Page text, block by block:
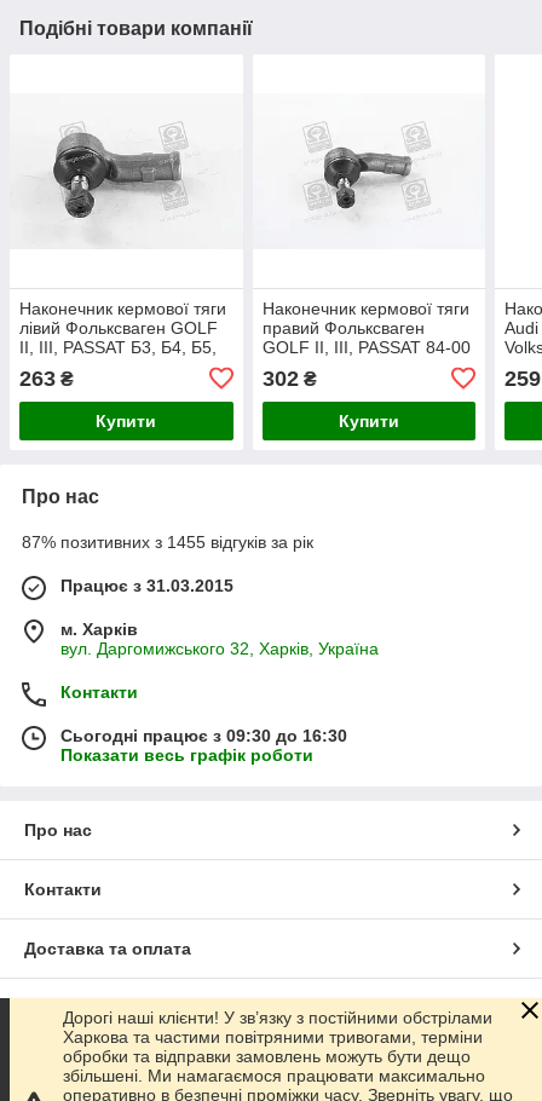
Подібні товари компанії
Наконечник кермової тяги
лівий Фольксваген GOLF
II, III, PASSAT Б3, Б4, Б5,
263 ₴
Купити
Наконечник кермової тяги
правий Фольксваген
GOLF II, III, PASSAT 84-00
302₴
Купити
259
Про нас
87% позитивних з 1455 відгуків за рік
Працює з 31.03.2015
м. Харків
вул. Даргомижського 32, Харків, Україна
Контакти
Сьогодні працює з 09:30 до 16:30
Показати весь графік роботи
Про нас
Контакти
Доставка та оплата
Графік роботи
Повна версія сайту
Дорогі наші клієнти! У зв’язку з постійними обстрілами
Харкова та частими повітряними тривогами, терміни
обробки та відправки замовлень можуть бути дещо
збільшені. Ми намагаємося працювати максимально
оперативно в безпечні проміжки часу. Зверніть увагу, що